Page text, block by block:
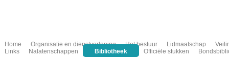
Home Organisatie en dienstverlening Het bestuur Lidmaatschap
Links
Nalatenschappen Bibliotheek Officiële stukken